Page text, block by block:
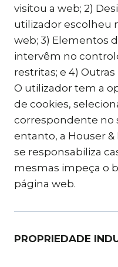
visitou a web; 2)
utilizador escolheu
web; 3) Elementos
intervêm no
restritas; e 4)
O utilizador tem a
de cookies,
correspondente no
entanto, a Houser &
se responsabiliza
mesmas impeça o
página web.
PROPRIEDADE